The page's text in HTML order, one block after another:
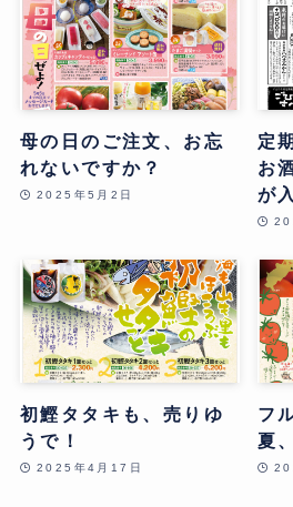
母の日のご注文、お忘
れないですか？
2025年5月2日
定
お
が
初鰹タタキも、売りゆ
うで！
2025年4月17日
フ
夏